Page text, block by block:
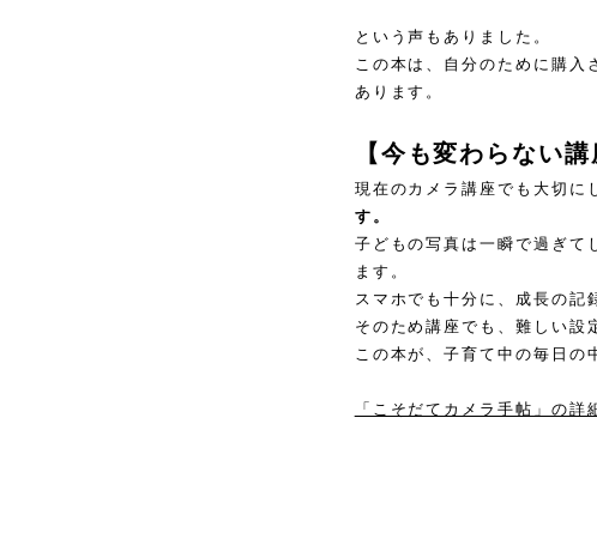
という声もありました。
この本は、自分のために購入
あります。
【今も変わらない講
現在のカメラ講座でも大切に
す。
子どもの写真は一瞬で過ぎて
ます。
スマホでも十分に、成長の記
そのため講座でも、難しい設
この本が、子育て中の毎日の
「こそだてカメラ手帖」の